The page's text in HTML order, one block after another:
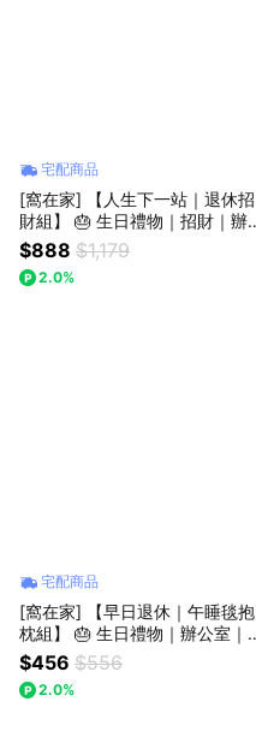
宅配商品
[窩在家] 【人生下一站｜退休招
財組】 🎂 生日禮物｜招財｜辦
公室｜實用｜同事｜上班族｜獅
子座｜七夕禮物｜父親節
$888 $1,179
2.0%
宅配商品
[窩在家] 【早日退休｜午睡毯抱
枕組】 🎂 生日禮物｜辦公室｜
開運納福｜實用｜升遷升職｜喬
遷｜開業開店｜同事｜上班族｜
獅子座｜七夕禮物｜父親節
$456 $556
2.0%